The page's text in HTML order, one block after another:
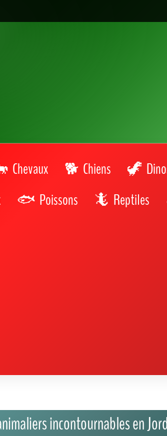
Chevaux Chiens
Poissons Reptiles
incontournables en